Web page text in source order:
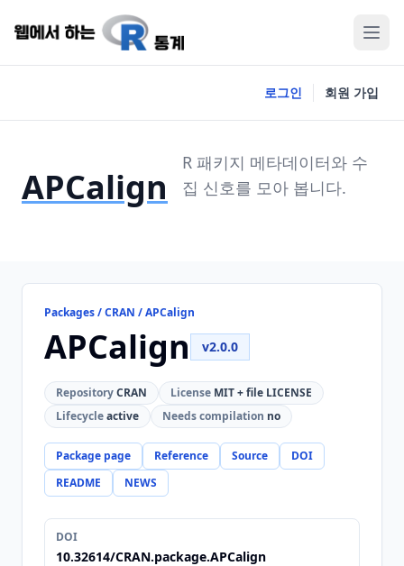
로그인 회원 가입
APCalign
R 패키지 메타데이터와 수
집 신호를 모아 봅니다.
Packages / CRAN / APCalign
APCalign v2.0.0
RepositoryCRAN License MIT + file LICENSE
Lifecycleactive Needs compilation no
Package page Reference Source
DOI
README
NEWS
DOI
10.32614/CRAN.package.APCalign